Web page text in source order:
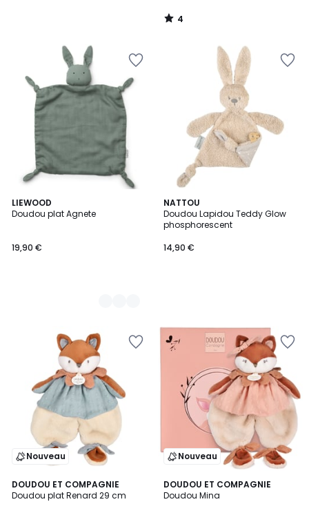
4
/
LIEWOOD
Doudou plat Agnete
19,90 €
3
Couleurs
NATTOU
Doudou Lapidou Teddy Glow
phosphorescent
14,90 €
Nouveau
DOUDOU ET COMPAGNIE
Doudou plat Renard 29 cm
Nouveau
DOUDOU ET COMPAGNIE
Doudou Mina